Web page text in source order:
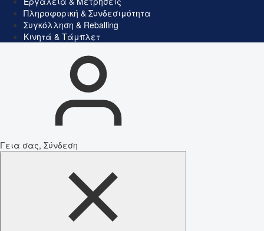
Πληροφορική & Συνδεσιμότητα
Συγκόλληση & Reballing
Κινητά & Τάμπλετ
Γεια σας, Σύνδεση